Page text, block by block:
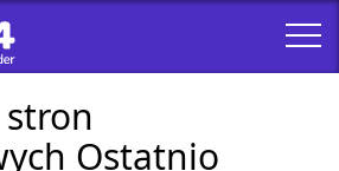
Ostatnio